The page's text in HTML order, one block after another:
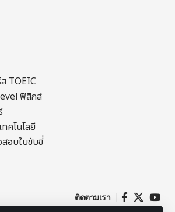
TOEIC
ฟิสิกส์
คโนโลยี
สอบใบขับขี่
ติดตามเรา